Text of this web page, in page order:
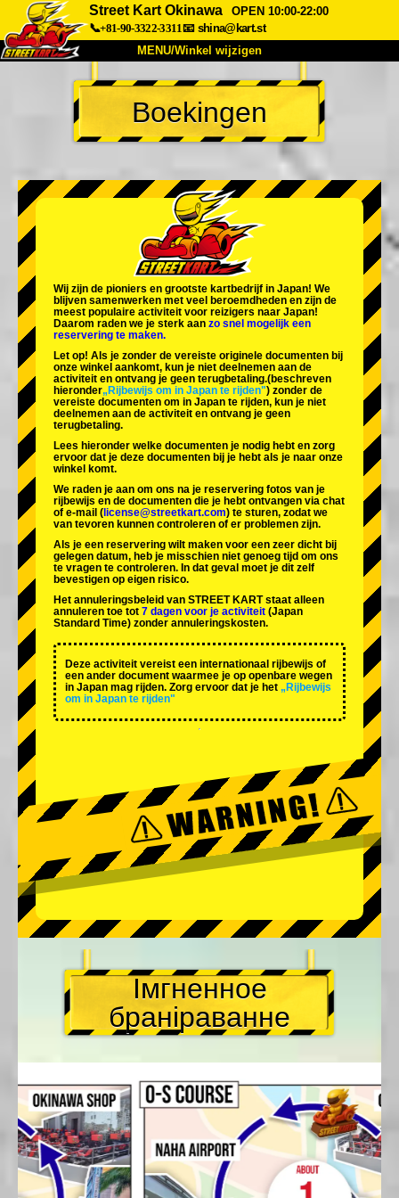
Street Kart Okinawa
OPEN 10:00-22:00
📞+81-90-3322-3311📧 shina@kart.st
MENU/Winkel wijzigen
TOP
Over Specificaties Prijzen
Bedrijf Boekingen
Winkel wijzigen
Tokyo Shinagawa Tokyo Akihabara#1
Tokyo Akihabara#2
Tokyo Shibuya Annex Tokyo Bay
Tokyo Asakusa Osaka
Okinawa
Boekingen
Wij zijn de pioniers en grootste kartbedrijf in Japan! We
blijven samenwerken met veel beroemdheden en zijn de
meest populaire activiteit voor reizigers naar Japan!
Daarom raden we je sterk aan zo snel mogelijk een
reservering te maken.
Let op! Als je zonder de vereiste originele documenten bij
onze winkel aankomt, kun je niet deelnemen aan de
activiteit en ontvang je geen terugbetaling.(beschreven
hieronder„Rijbewijs om in Japan te rijden") zonder de
vereiste documenten om in Japan te rijden, kun je niet
deelnemen aan de activiteit en ontvang je geen
terugbetaling.
Lees hieronder welke documenten je nodig hebt en zorg
ervoor dat je deze documenten bij je hebt als je naar onze
winkel komt.
We raden je aan om ons na je reservering fotos van je
rijbewijs en de documenten die je hebt ontvangen via chat
of e-mail ( license@streetkart.com) te sturen, zodat we
van tevoren kunnen controleren of er problemen zijn.
Als je een reservering wilt maken voor een zeer dicht bij
gelegen datum, heb je misschien niet genoeg tijd om ons
te vragen te controleren. In dat geval moet je dit zelf
bevestigen op eigen risico.
Het annuleringsbeleid van STREET KART staat alleen
annuleren toe tot 7 dagen voor je activiteit (Japan
Standard Time) zonder annuleringskosten.
Deze activiteit vereist een internationaal rijbewijs of
een ander document waarmee je op openbare wegen
in Japan mag rijden. Zorg ervoor dat je het „Rijbewijs
om in Japan te rijden"
Імгненное
браніраванне